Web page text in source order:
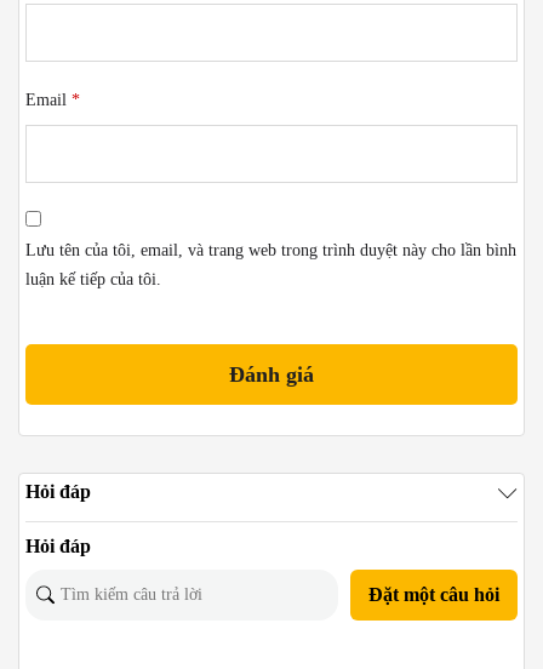
Email *
Lưu tên của tôi, email, và trang web trong trình duyệt này cho lần bình
luận kế tiếp của tôi.
Hỏi đáp
Hỏi đáp
Đặt một câu hỏi